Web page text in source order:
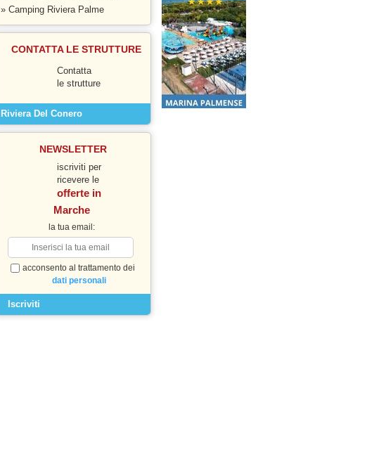
» Camping Riviera Palme
CONTATTA LE STRUTTURE
Contatta
le strutture
Riviera Del Conero
NEWSLETTER
iscriviti per
ricevere le
offerte in
Marche
la tua email:
acconsento al trattamento dei
dati personali